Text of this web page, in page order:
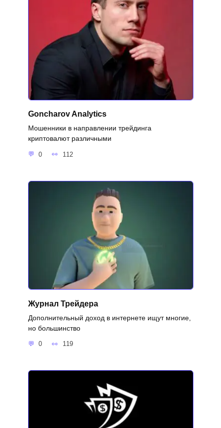
Goncharov Analytics
Мошенники в направлении трейдинга
криптовалют различными
0 112
Журнал Трейдера
Дополнительный доход в интернете ищут многие,
но большинство
0 119